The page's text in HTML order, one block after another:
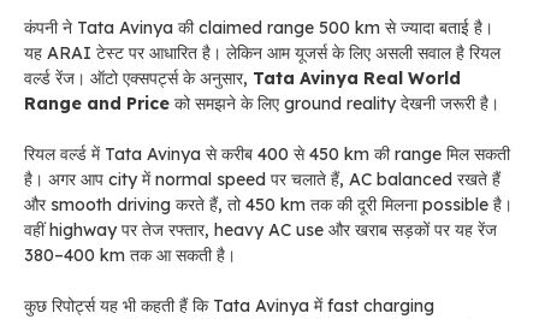
कंपनी ने Tata Avinya की claimed range 500 km से ज्यादा बताई है।
यह ARAI टेस्ट पर आधारित है। लेकिन आम यूजर्स के लिए असली सवाल है रियल
वर्ल्ड रेंज। ऑटो एक्सपर्ट्स के अनुसार, Tata Avinya Real World
Range and Price को समझने के लिए ground reality देखनी जरूरी है।
रियल वर्ल्ड में Tata Avinya से करीब 400 से 450 km की range मिल सकती
है। अगर आप city में normal speed पर चलाते हैं, AC balanced रखते हैं
और smooth driving करते हैं, तो 450 km तक की दूरी मिलना possible है।
वहीं highway पर तेज रफ्तार, heavy AC use और खराब सड़कों पर यह रेंज
380–400 km तक आ सकती है।
कुछ रिपोर्ट्स यह भी कहती हैं कि Tata Avinya में fast charging